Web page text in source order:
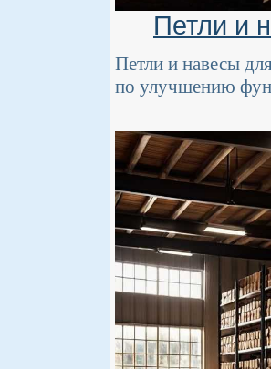
Петли и
Петли и навесы
по улучшению